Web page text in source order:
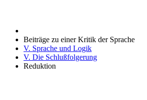
Beiträge zu einer Kritik der Sprache
V. Sprache und Logik
V. Die Schlußfolgerung
Reduktion